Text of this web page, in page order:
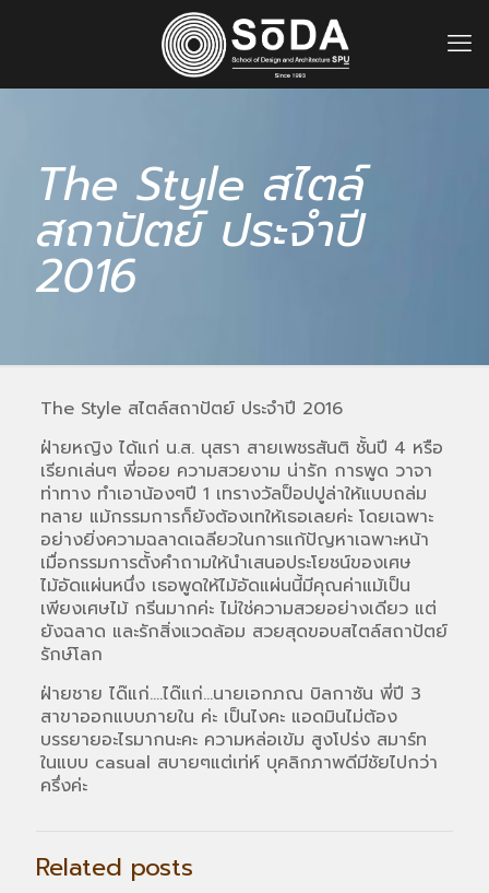
The Style สไตล์
สถาปัตย์ ประจำปี
2016
The Style สไตล์สถาปัตย์ ประจำปี 2016
ฝ่ายหญิง ได้แก่ น.ส. นุสรา สายเพชรสันติ ชั้นปี 4 หรือ
เรียกเล่นๆ พี่ออย ความสวยงาม น่ารัก การพูด วาจา
ท่าทาง ทำเอาน้องๆปี 1 เทรางวัลป็อปปูล่าให้แบบถล่ม
ทลาย แม้กรรมการก็ยังต้องเทให้เธอเลยค่ะ โดยเฉพาะ
อย่างยิ่งความฉลาดเฉลียวในการแก้ปัญหาเฉพาะหน้า
เมื่อกรรมการตั้งคำถามให้นำเสนอประโยชน์ของเศษ
ไม้อัดแผ่นหนึ่ง เธอพูดให้ไม้อัดแผ่นนี้มีคุณค่าแม้เป็น
เพียงเศษไม้ กรีนมากค่ะ ไม่ใช่ความสวยอย่างเดียว แต่
ยังฉลาด และรักสิ่งแวดล้อม สวยสุดขอบสไตล์สถาปัตย์
รักษ์โลก
ฝ่ายชาย ได๊แก่….ได๊แก่…นายเอกภณ บิลกาซัน พี่ปี 3
สาขาออกแบบภายใน ค่ะ เป็นไงคะ แอดมินไม่ต้อง
บรรยายอะไรมากนะคะ ความหล่อเข้ม สูงโปร่ง สมาร์ท
ในแบบ casual สบายๆแต่เท่ห์ บุคลิกภาพดีมีชัยไปกว่า
ครึ่งค่ะ
Related posts